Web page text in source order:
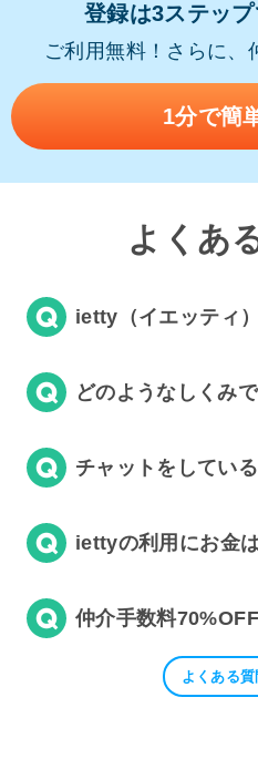
登録は3ステップ
ご利用無料！さらに、
1分で簡
よくあ
ietty（イエッティ
どのようなしくみ
チャットをしてい
iettyの利用にお金
仲介手数料
よくある